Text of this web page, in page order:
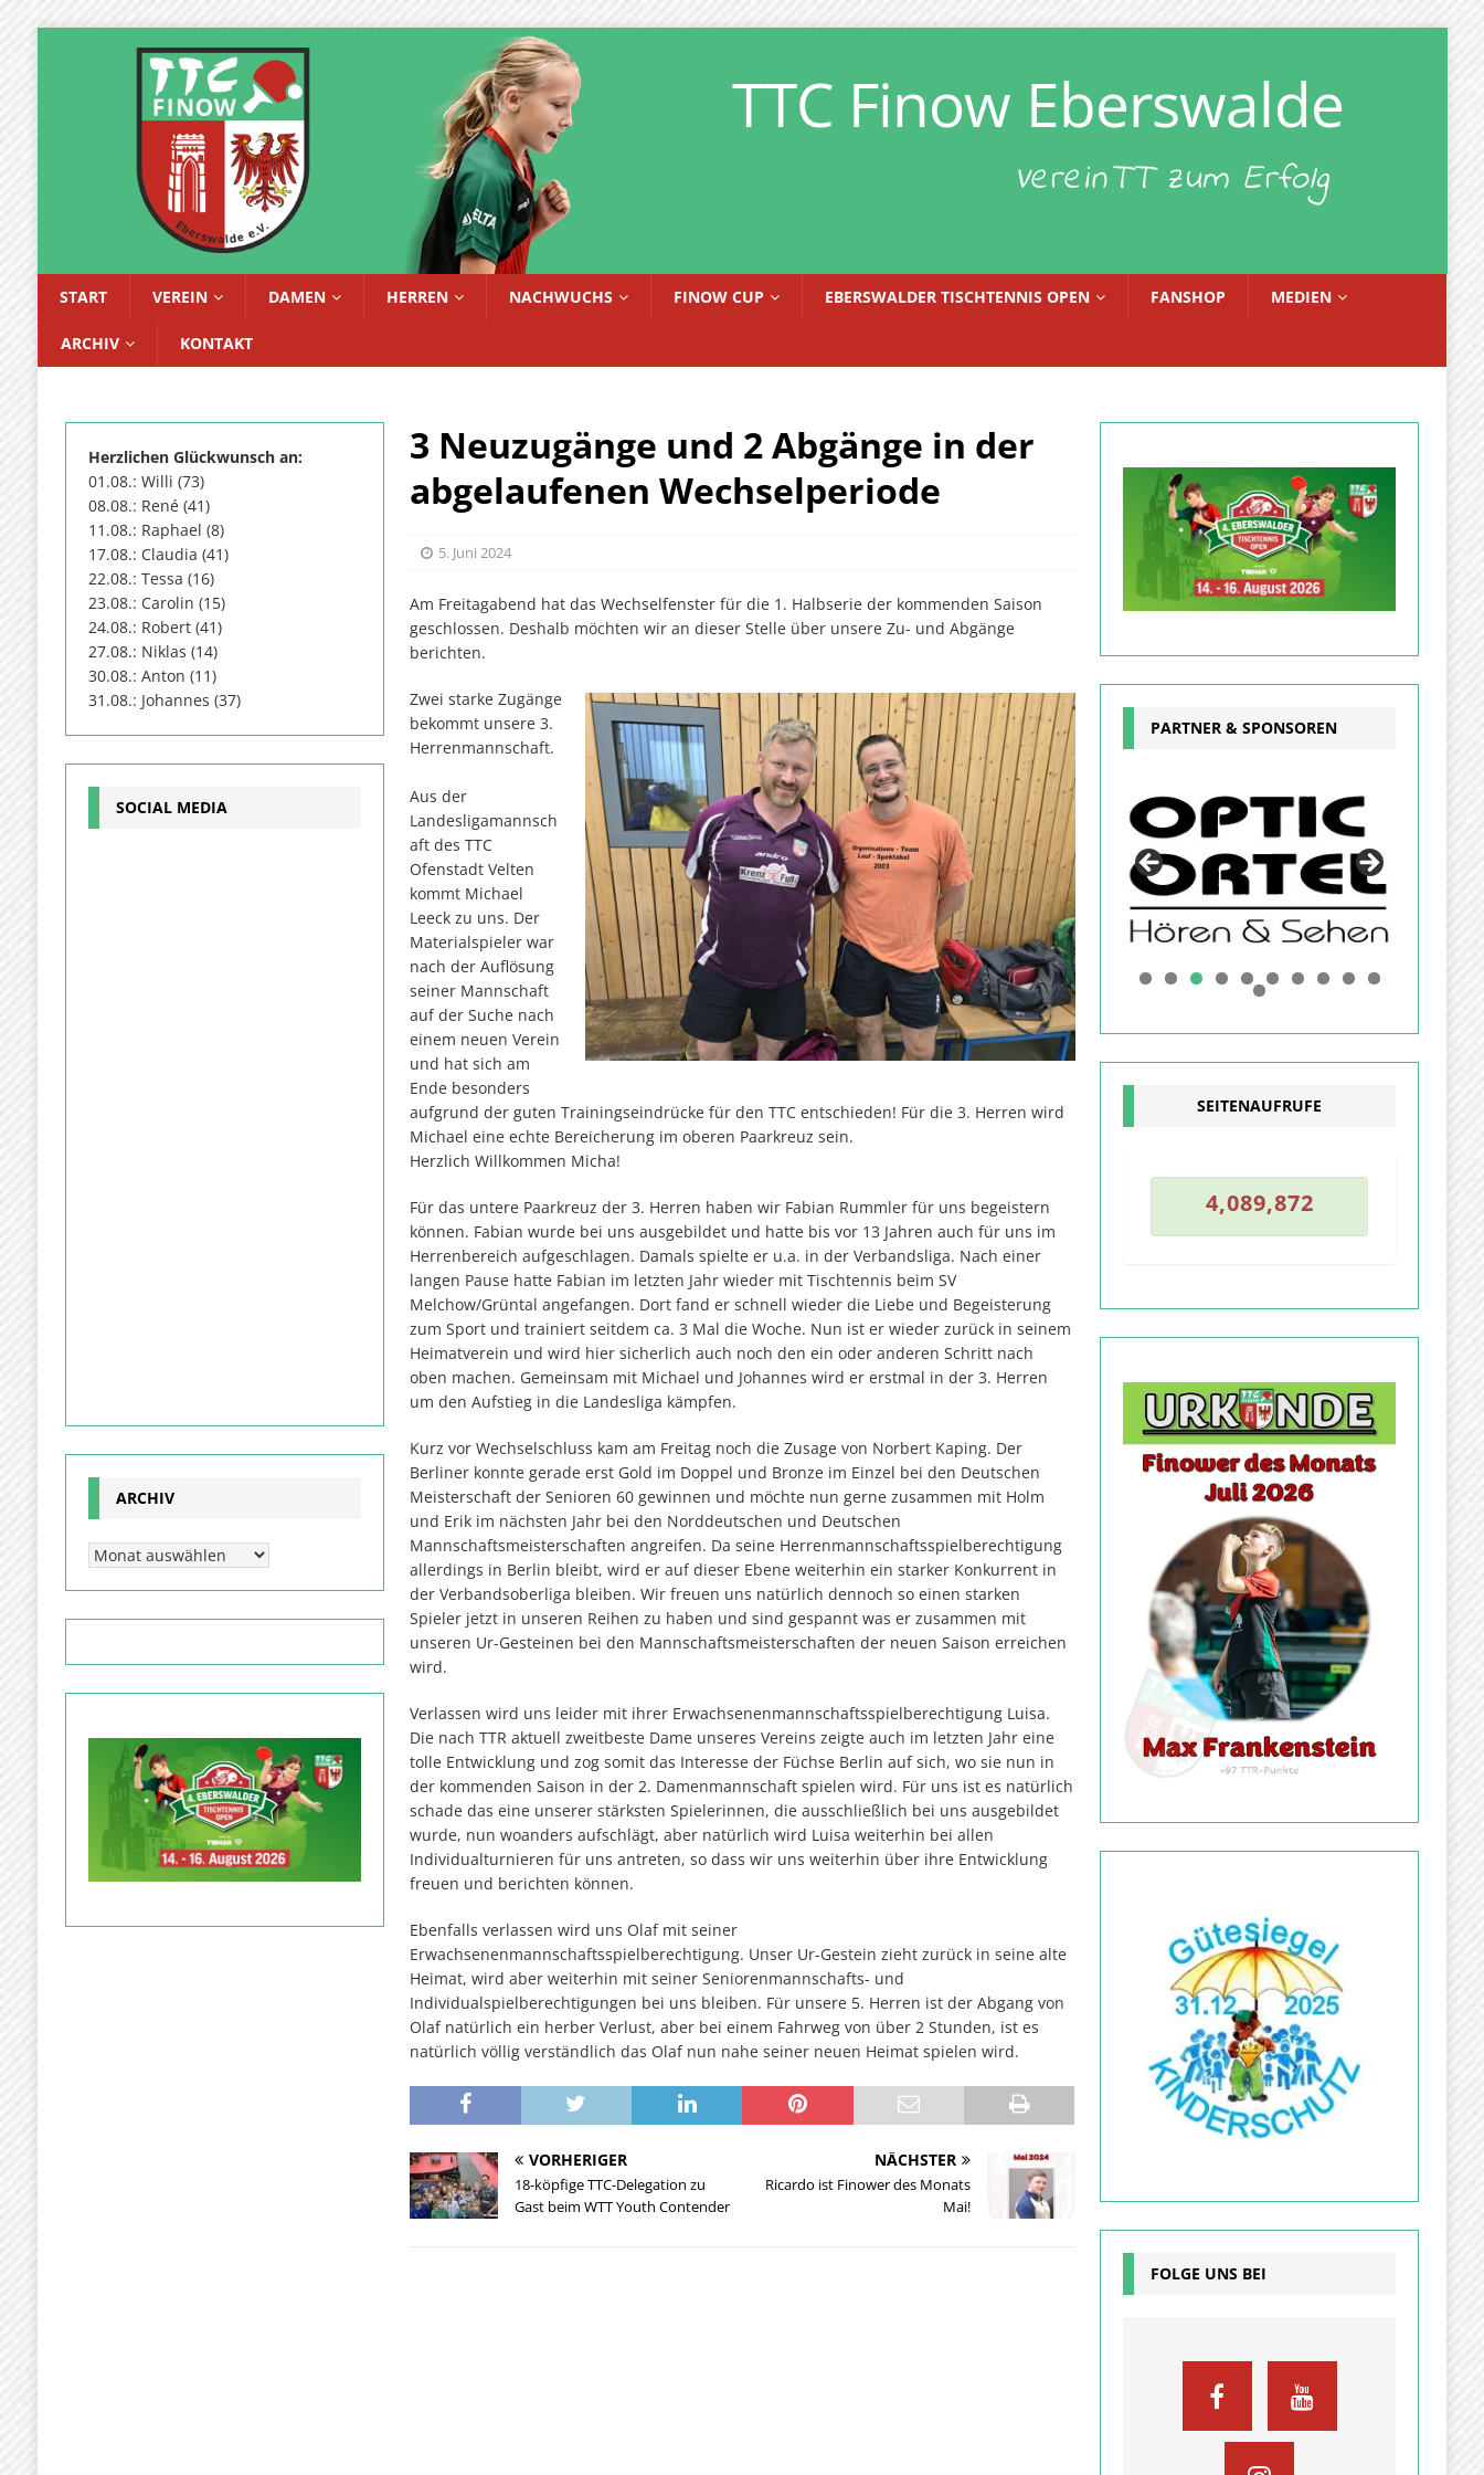
VereinTT zum Erfolg
TTC Finow Eberswalde
START VEREIN DAMEN HERREN NACHWUCHS FINOW CUP EBERSWALDER TISCHTENNIS OPEN FANSHOP MEDIEN
ARCHIV KONTAKT
3 Neuzugänge und 2 Abgänge in der
abgelaufenen Wechselperiode
5. Juni 2024
Am Freitagabend hat das Wechselfenster für die 1. Halbserie der kommenden Saison
geschlossen. Deshalb möchten wir an dieser Stelle über unsere Zu- und Abgänge
berichten.
Zwei starke Zugänge
bekommt unsere 3.
Herrenmannschaft.
Aus der
Landesligamannsch
aft des TTC
Ofenstadt Velten
kommt Michael
Leeck zu uns. Der
Materialspieler war
nach der Auflösung
seiner Mannschaft
auf der Suche nach
einem neuen Verein
und hat sich am
Ende besonders
aufgrund der guten Trainingseindrücke für den TTC entschieden! Für die 3. Herren wird
Michael eine echte Bereicherung im oberen Paarkreuz sein.
Herzlich Willkommen Micha!
Für das untere Paarkreuz der 3. Herren haben wir Fabian Rummler für uns begeistern
können. Fabian wurde bei uns ausgebildet und hatte bis vor 13 Jahren auch für uns im
Herrenbereich aufgeschlagen. Damals spielte er u.a. in der Verbandsliga. Nach einer
langen Pause hatte Fabian im letzten Jahr wieder mit Tischtennis beim SV
Melchow/Grüntal angefangen. Dort fand er schnell wieder die Liebe und Begeisterung
zum Sport und trainiert seitdem ca. 3 Mal die Woche. Nun ist er wieder zurück in seinem
Heimatverein und wird hier sicherlich auch noch den ein oder anderen Schritt nach
oben machen. Gemeinsam mit Michael und Johannes wird er erstmal in der 3. Herren
um den Aufstieg in die Landesliga kämpfen.
Kurz vor Wechselschluss kam am Freitag noch die Zusage von Norbert Kaping. Der
Berliner konnte gerade erst Gold im Doppel und Bronze im Einzel bei den Deutschen
Meisterschaft der Senioren 60 gewinnen und möchte nun gerne zusammen mit Holm
und Erik im nächsten Jahr bei den Norddeutschen und Deutschen
Mannschaftsmeisterschaften angreifen. Da seine Herrenmannschaftsspielberechtigung
allerdings in Berlin bleibt, wird er auf dieser Ebene weiterhin ein starker Konkurrent in
der Verbandsoberliga bleiben. Wir freuen uns natürlich dennoch so einen starken
Spieler jetzt in unseren Reihen zu haben und sind gespannt was er zusammen mit
unseren Ur-Gesteinen bei den Mannschaftsmeisterschaften der neuen Saison erreichen
wird.
Verlassen wird uns leider mit ihrer Erwachsenenmannschaftsspielberechtigung Luisa.
Die nach TTR aktuell zweitbeste Dame unseres Vereins zeigte auch im letzten Jahr eine
tolle Entwicklung und zog somit das Interesse der Füchse Berlin auf sich, wo sie nun in
der kommenden Saison in der 2. Damenmannschaft spielen wird. Für uns ist es natürlich
schade das eine unserer stärksten Spielerinnen, die ausschließlich bei uns ausgebildet
wurde, nun woanders aufschlägt, aber natürlich wird Luisa weiterhin bei allen
Individualturnieren für uns antreten, so dass wir uns weiterhin über ihre Entwicklung
freuen und berichten können.
Ebenfalls verlassen wird uns Olaf mit seiner
Erwachsenenmannschaftsspielberechtigung. Unser Ur-Gestein zieht zurück in seine alte
Heimat, wird aber weiterhin mit seiner Seniorenmannschafts- und
Individualspielberechtigungen bei uns bleiben. Für unsere 5. Herren ist der Abgang von
Olaf natürlich ein herber Verlust, aber bei einem Fahrweg von über 2 Stunden, ist es
natürlich völlig verständlich das Olaf nun nahe seiner neuen Heimat spielen wird.
VORHERIGER
18-köpfige TTC-Delegation zu
Gast beim WTT Youth Contender
NÄCHSTER
Ricardo ist Finower des Monats
Mai!
Herzlichen Glückwunsch an:
01.08.: Willi (73)
08.08.: René (41)
11.08.: Raphael (8)
17.08.: Claudia (41)
22.08.: Tessa (16)
23.08.: Carolin (15)
24.08.: Robert (41)
27.08.: Niklas (14)
30.08.: Anton (11)
31.08.: Johannes (37)
SOCIAL MEDIA
ARCHIV
PARTNER & SPONSOREN
0
1
SEITENAUFRUFE
4
4
,
,
0
0
8
8
9
9
,
,
8
8
7
72
1
FOLGE UNS BEI